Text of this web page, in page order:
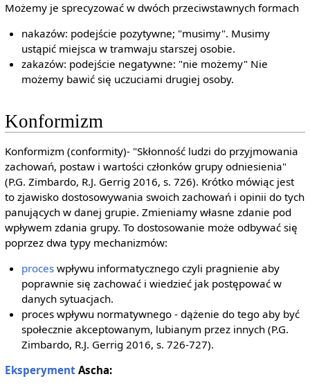
Możemy je sprecyzować w dwóch przeciwstawnych formach
nakazów: podejście pozytywne; "musimy". Musimy
ustąpić miejsca w tramwaju starszej osobie.
zakazów: podejście negatywne: "nie możemy" Nie
możemy bawić się uczuciami drugiej osoby.
Konformizm
Konformizm (conformity)- "Skłonność ludzi do przyjmowania
zachowań, postaw i wartości członków grupy odniesienia"
(P.G. Zimbardo, R.J. Gerrig 2016, s. 726). Krótko mówiąc jest
to zjawisko dostosowywania swoich zachowań i opinii do tych
panujących w danej grupie. Zmieniamy własne zdanie pod
wpływem zdania grupy. To dostosowanie może odbywać się
poprzez dwa typy mechanizmów:
proces wpływu informatycznego czyli pragnienie aby
poprawnie się zachować i wiedzieć jak postępować w
danych sytuacjach.
proces wpływu normatywnego - dążenie do tego aby być
społecznie akceptowanym, lubianym przez innych (P.G.
Zimbardo, R.J. Gerrig 2016, s. 726-727).
Eksperyment Ascha: